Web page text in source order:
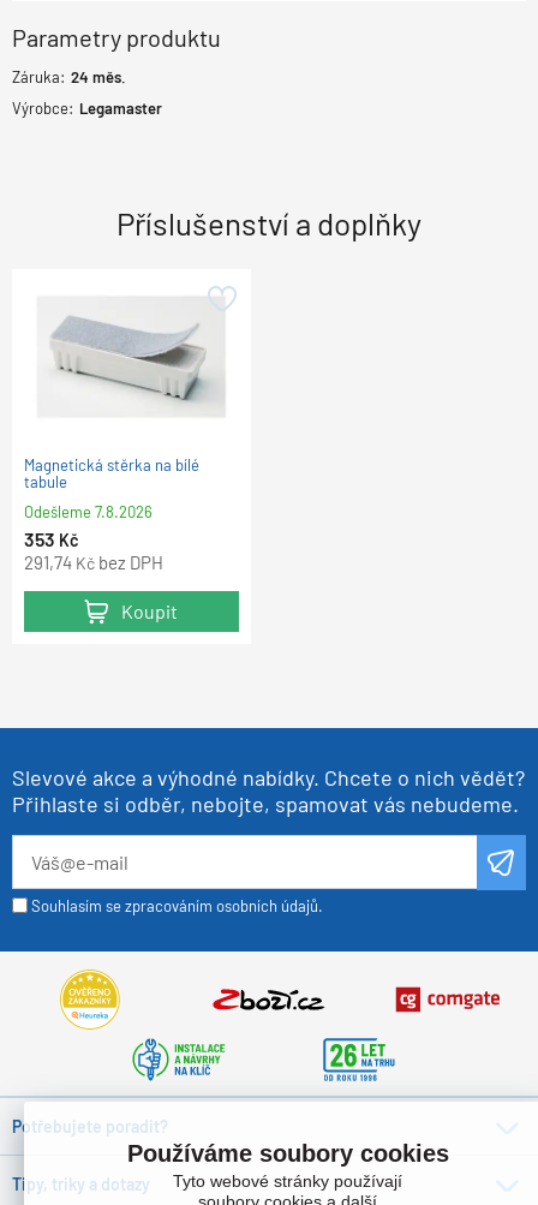
Parametry produktu
Záruka: 24 měs.
Výrobce: Legamaster
Příslušenství a doplňky
Magnetická stěrka na bílé
tabule
Odešleme7.8.2026
353 Kč
291,74 Kč bez DPH
Koupit
Slevové akce a výhodné nabídky. Chcete o nich vědět?
Přihlaste si odběr, nebojte, spamovat vás nebudeme.
Souhlasím se zpracováním osobních údajů.
Potřebujete poradit?
Tipy, triky a dotazy
Používáme soubory cookies
Tyto webové stránky používají